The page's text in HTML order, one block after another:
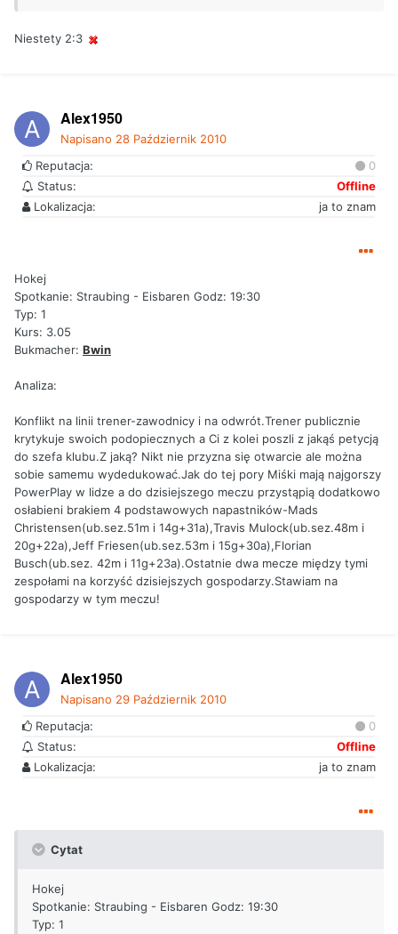
Niestety 2:3
Alex1950
Napisano 28 Październik 2010
Reputacja:
0
Status:
Offline
Lokalizacja:
ja to znam
Hokej
Spotkanie: Straubing - Eisbaren Godz: 19:30
Typ: 1
Kurs: 3.05
Bukmacher: Bwin
Analiza:
Konflikt na linii trener-zawodnicy i na odwrót.Trener publicznie
krytykuje swoich podopiecznych a Ci z kolei poszli z jakąś petycją
do szefa klubu.Z jaką? Nikt nie przyzna się otwarcie ale można
sobie samemu wydedukować.Jak do tej pory Miśki mają najgorszy
PowerPlay w lidze a do dzisiejszego meczu przystąpią dodatkowo
osłabieni brakiem 4 podstawowych napastników-Mads
Christensen(ub.sez.51m i 14g+31a),Travis Mulock(ub.sez.48m i
20g+22a),Jeff Friesen(ub.sez.53m i 15g+30a),Florian
Busch(ub.sez. 42m i 11g+23a).Ostatnie dwa mecze między tymi
zespołami na korzyść dzisiejszych gospodarzy.Stawiam na
gospodarzy w tym meczu!
Alex1950
Napisano 29 Październik 2010
Reputacja:
0
Status:
Offline
Lokalizacja:
ja to znam
Cytat
Hokej
Spotkanie: Straubing - Eisbaren Godz: 19:30
Typ: 1